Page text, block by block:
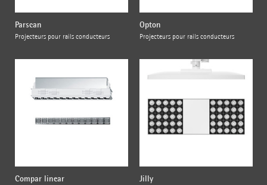
Parscan
Projecteurs pour rails conducteurs
Opton
Projecteurs pour rails conducteurs
Compar linear Jilly